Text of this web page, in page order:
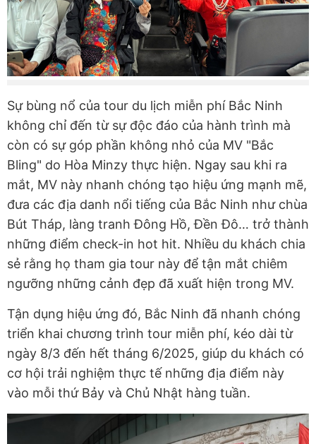
Sự bùng nổ của tour du lịch miễn phí Bắc Ninh
không chỉ đến từ sự độc đáo của hành trình mà
còn có sự góp phần không nhỏ của MV "Bắc
Bling" do Hòa Minzy thực hiện. Ngay sau khi ra
mắt, MV này nhanh chóng tạo hiệu ứng mạnh mẽ,
đưa các địa danh nổi tiếng của Bắc Ninh như chùa
Bút Tháp, làng tranh Đông Hồ, Đền Đô… trở thành
những điểm check-in hot hit. Nhiều du khách chia
sẻ rằng họ tham gia tour này để tận mắt chiêm
ngưỡng những cảnh đẹp đã xuất hiện trong MV.
Tận dụng hiệu ứng đó, Bắc Ninh đã nhanh chóng
triển khai chương trình tour miễn phí, kéo dài từ
ngày 8/3 đến hết tháng 6/2025, giúp du khách có
cơ hội trải nghiệm thực tế những địa điểm này
vào mỗi thứ Bảy và Chủ Nhật hàng tuần.